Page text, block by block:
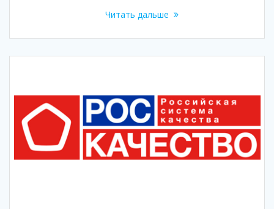
Читать дальше